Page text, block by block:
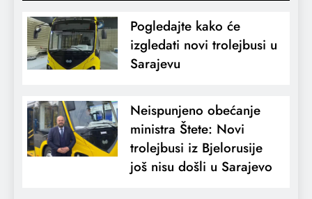
Pogledajte kako će
izgledati novi trolejbusi u
Sarajevu
Neispunjeno obećanje
ministra Štete: Novi
trolejbusi iz Bjelorusije
još nisu došli u Sarajevo